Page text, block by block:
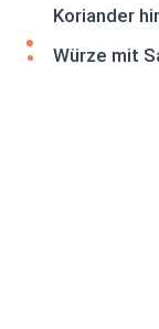
Koriander
Würze mit